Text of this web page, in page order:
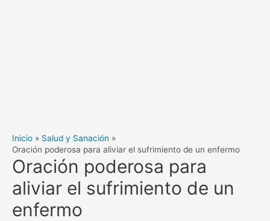
Inicio
Salud y Sanación
Oración poderosa para aliviar el sufrimiento de un enfermo
Oración poderosa para
aliviar el sufrimiento de un
enfermo